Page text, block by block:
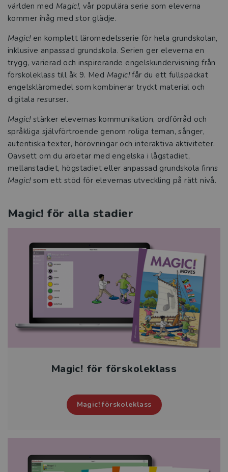
världen med Magic!, vår populära serie som eleverna
kommer ihåg med stor glädje.
Magic!en komplett läromedelsserie för hela grundskolan,
inklusive anpassad grundskola. Serien ger eleverna en
trygg, varierad och inspirerande engelskundervisning från
förskoleklass till åk 9. Med Magic!får du ett fullspäckat
engelskläromedel som kombinerar tryckt material och
digitala resurser.
Magic!stärker elevernas kommunikation, ordförråd och
språkliga självförtroende genom roliga teman, sånger,
autentiska texter, hörövningar och interaktiva aktiviteter.
Oavsett om du arbetar med engelska i lågstadiet,
mellanstadiet, högstadiet eller anpassad grundskola finns
Magic!som ett stöd för elevernas utveckling på rätt nivå.
Magic! för alla stadier
Magic! för förskoleklass
Magic! förskoleklass